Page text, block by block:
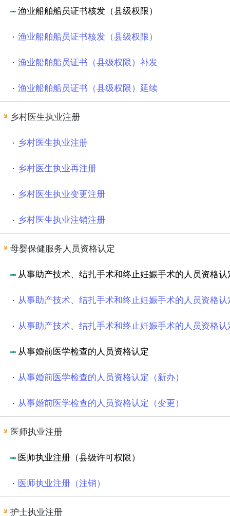
渔业船舶船员证书核发（县级权限）
渔业船舶船员证书核发（县级权限）
渔业船舶船员证书（县级权限）补发
渔业船舶船员证书（县级权限）延续
乡村医生执业注册
乡村医生执业注册
乡村医生执业再注册
乡村医生执业变更注册
乡村医生执业注销注册
母婴保健服务人员资格认定
从事助产技术、结扎手术和终止妊娠手术的人员资格认
从事助产技术、结扎手术和终止妊娠手术的人员资格
从事助产技术、结扎手术和终止妊娠手术的人员资格
从事婚前医学检查的人员资格认定
从事婚前医学检查的人员资格认定（新办）
从事婚前医学检查的人员资格认定（变更）
医师执业注册
医师执业注册（县级许可权限）
医师执业注册（注销）
护士执业注册